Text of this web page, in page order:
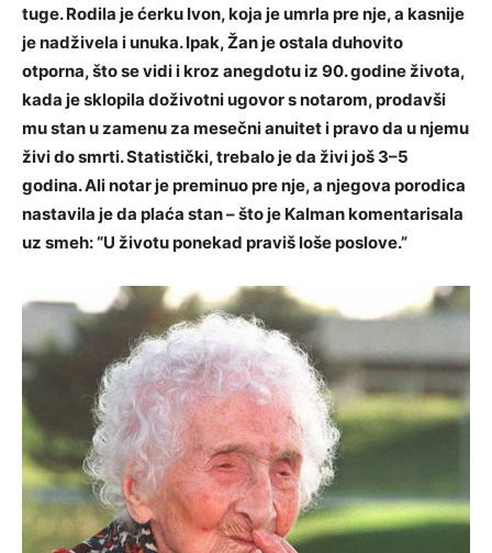
tuge. Rodila je ćerku Ivon, koja je umrla pre nje, a kasnije
je nadživela i unuka. Ipak, Žan je ostala duhovito
otporna, što se vidi i kroz anegdotu iz 90. godine života,
kada je sklopila doživotni ugovor s notarom, prodavši
mu stan u zamenu za mesečni anuitet i pravo da u njemu
živi do smrti. Statistički, trebalo je da živi još 3–5
godina. Ali notar je preminuo pre nje, a njegova porodica
nastavila je da plaća stan – što je Kalman komentarisala
uz smeh: “U životu ponekad praviš loše poslove.”